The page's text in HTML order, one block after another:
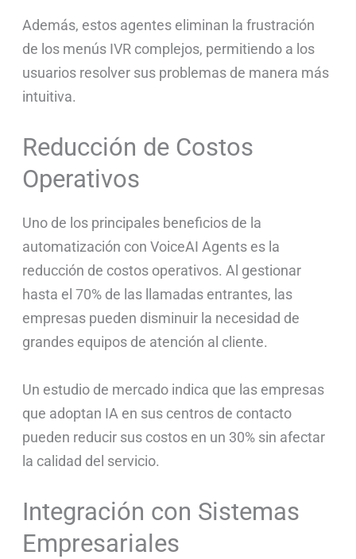
Además, estos agentes eliminan la frustración
de los menús IVR complejos, permitiendo a los
usuarios resolver sus problemas de manera más
intuitiva.
Reducción de Costos
Operativos
Uno de los principales beneficios de la
automatización con VoiceAI Agents es la
reducción de costos operativos. Al gestionar
hasta el 70% de las llamadas entrantes, las
empresas pueden disminuir la necesidad de
grandes equipos de atención al cliente.
Un estudio de mercado indica que las empresas
que adoptan IA en sus centros de contacto
pueden reducir sus costos en un 30% sin afectar
la calidad del servicio.
Integración con Sistemas
Empresariales